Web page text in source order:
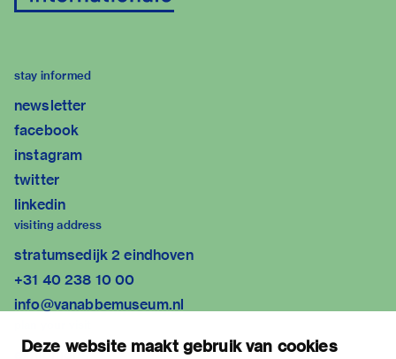
Deze website maakt gebruik van cookies
stay informed
newsletter
facebook
instagram
twitter
linkedin
visiting address
stratumsedijk 2 eindhoven
+31 40 238 10 00
info@vanabbemuseum.nl
exhibitions